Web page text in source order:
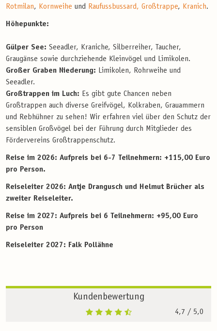
Rotmilan, Kornweihe und Raufussbussard, Großtrappe, Kranich.
Höhepunkte:
Gülper See: Seeadler, Kraniche, Silberreiher, Taucher,
Graugänse sowie durchziehende Kleinvögel und Limikolen.
Großer Graben Niederung: Limikolen, Rohrweihe und
Seeadler.
Großtrappen im Luch: Es gibt gute Chancen neben
Großtrappen auch diverse Greifvögel, Kolkraben, Grauammern
und Rebhühner zu sehen! Wir erfahren viel über den Schutz der
sensiblen Großvögel bei der Führung durch Mitglieder des
Fördervereins Großtrappenschutz.
Reise im 2026: Aufpreis bei 6-7 Teilnehmern: +115,00 Euro
pro Person.
Reiseleiter 2026: Antje Drangusch und Helmut Brücher als
zweiter Reiseleiter.
Reise im 2027: Aufpreis bei 6 Teilnehmern: +95,00 Euro
pro Person
Reiseleiter 2027: Falk Pollähne
Kundenbewertung
4,7 / 5,0